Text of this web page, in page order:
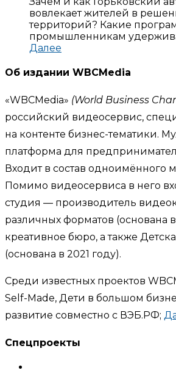
вовлекает жителей в
территорий? Какие
промышленникам
Далее
Об издании WBCMedia
«WBCMedia» (World Business
российский видеосервис,
на контенте бизнес-тематики.
платформа для
Входит в состав одноимённого
Помимо видеосервиса в него
студия — производитель
различных форматов (основана
креативное бюро, а также
(основана в 2021 году).
Среди известных проектов
Self-Made, Дети в большом
развитие совместно с ВЭБ.РФ;
Спецпроекты